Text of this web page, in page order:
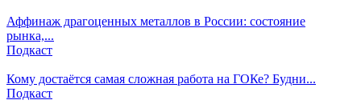
Аффинаж драгоценных металлов в России: состояние
рынка,...
Подкаст
Кому достаётся самая сложная работа на ГОКе? Будни...
Подкаст